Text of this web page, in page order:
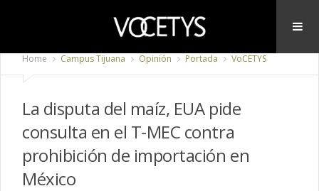
Home Campus Tijuana Opinión Portada VoCETYS
La disputa del maíz, EUA pide
consulta en el T-MEC contra
prohibición de importación en
México